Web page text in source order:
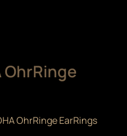
OhrRinge
OhrRinge EarRings